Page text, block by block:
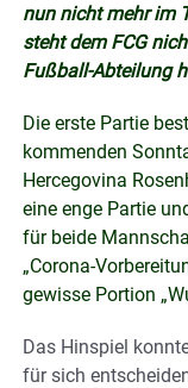
nun nicht mehr im
steht dem FCG
Fußball-Abteilung
Die erste Partie
kommenden
Hercegovina
eine enge Partie
für beide
„Corona-
gewisse Portion
Das Hinspiel
für sich